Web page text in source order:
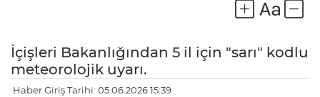
İçişleri Bakanlığından 5 il için "sarı" kodlu
meteorolojik uyarı.
Haber Giriş Tarihi: 05.06.2026 15:39